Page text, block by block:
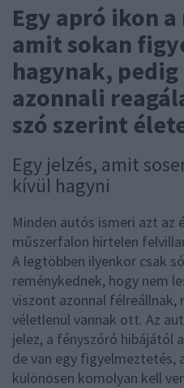
Egy apró ikon
amit sokan
hagynak,
azonnali
szó szerint
Egy jelzés, amit
kívül hagyni
Minden autós ismeri azt az
műszerfalon hirtelen
A legtöbben ilyenkor csak
reménykednek, hogy nem
viszont azonnal félreállnak,
véletlenül vannak ott. Az
jelez, a fényszóró hibájától
de van egy figyelmeztetés,
különösen komolyan kell